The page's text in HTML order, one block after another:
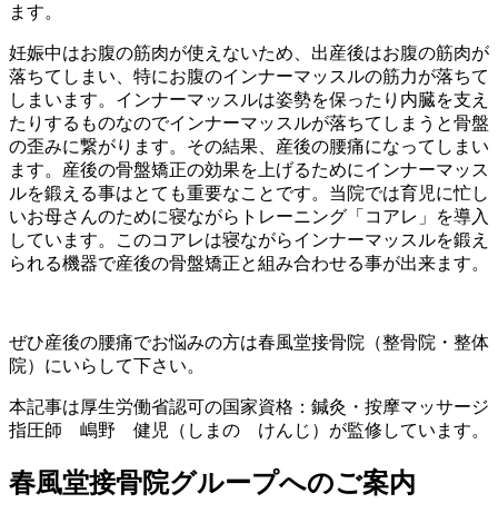
ます。
妊娠中はお腹の筋肉が使えないため、出産後はお腹の筋肉が
落ちてしまい、特にお腹のインナーマッスルの筋力が落ちて
しまいます。インナーマッスルは姿勢を保ったり内臓を支え
たりするものなのでインナーマッスルが落ちてしまうと骨盤
の歪みに繋がります。その結果、産後の腰痛になってしまい
ます。産後の骨盤矯正の効果を上げるためにインナーマッス
ルを鍛える事はとても重要なことです。当院では育児に忙し
いお母さんのために寝ながらトレーニング「コアレ」を導入
しています。このコアレは寝ながらインナーマッスルを鍛え
られる機器で産後の骨盤矯正と組み合わせる事が出来ます。
ぜひ産後の腰痛でお悩みの方は春風堂接骨院（整骨院・整体
院）にいらして下さい。
本記事は厚生労働省認可の国家資格：鍼灸・按摩マッサージ
指圧師 嶋野 健児（しまの けんじ）が監修しています。
春風堂接骨院グループへのご案内